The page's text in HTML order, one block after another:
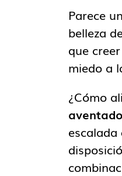
Parece
belleza
que
miedo a
¿Cómo